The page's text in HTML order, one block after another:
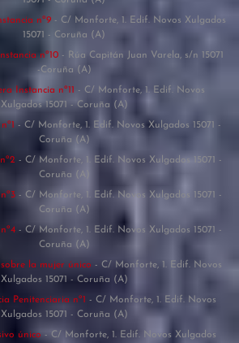
nº9 - C/ Monforte, 1. Edif. Novos Xulgados
15071 - Coruña (A)
nº10 - Rúa Capitán Juan Varela, s/n 15071
-Coruña (A)
Instancia nº11 - C/ Monforte, 1. Edif. Novos
Xulgados 15071 - Coruña (A)
- C/ Monforte, 1. Edif. Novos Xulgados 15071 -
Coruña (A)
- C/ Monforte, 1. Edif. Novos Xulgados 15071 -
Coruña (A)
- C/ Monforte, 1. Edif. Novos Xulgados 15071 -
Coruña (A)
- C/ Monforte, 1. Edif. Novos Xulgados 15071 -
Coruña (A)
la mujer único - C/ Monforte, 1. Edif. Novos
Xulgados 15071 - Coruña (A)
Penitenciaria nº1 - C/ Monforte, 1. Edif. Novos
Xulgados 15071 - Coruña (A)
único - C/ Monforte, 1. Edif. Novos Xulgados